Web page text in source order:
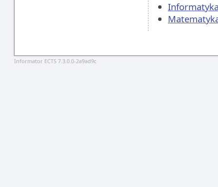
Informator ECTS 7.3.0.0-2a9ad9c